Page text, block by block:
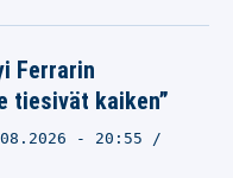
Ferrarin
tiesivät kaiken”
- 20:55